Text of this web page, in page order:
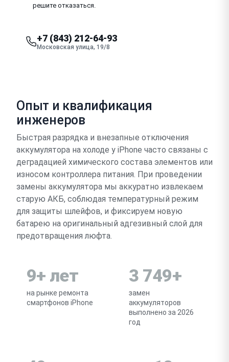
решите отказаться.
+7 (843) 212-64-93
Московская улица, 19/8
Опыт и квалификация
инженеров
Быстрая разрядка и внезапные отключения
аккумулятора на холоде у iPhone часто связаны с
деградацией химического состава элементов или
износом контроллера питания. При проведении
замены аккумулятора мы аккуратно извлекаем
старую АКБ, соблюдая температурный режим
для защиты шлейфов, и фиксируем новую
батарею на оригинальный адгезивный слой для
предотвращения люфта.
9+ лет
на рынке ремонта
смартфонов iPhone
3 749+
замен
аккумуляторов
выполнено за 2026
год